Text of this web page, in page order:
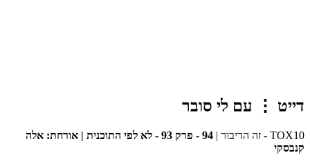
דייט ⋮ עם לי סובר
TOX10 - זה הדיבור |
94 - פרק 93 - לא לפי התוכנית | אורחת: אלה
קנבסקי